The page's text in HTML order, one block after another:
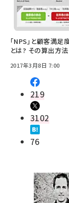
「NPS」と顧客満
とは? その算出方
2017年3月8日 7:00
219
3102
76